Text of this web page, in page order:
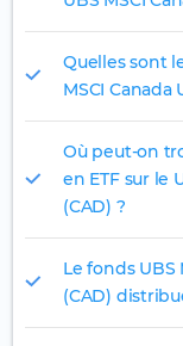
Quelles sont
MSCI Canada
Où peut-on
en ETF sur le
(CAD) ?
Le fonds UBS
(CAD)